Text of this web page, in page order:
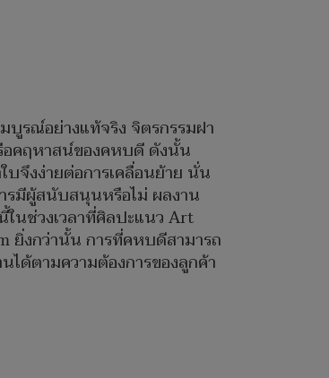
รณ์อย่างแท้จริง จิตรกรรมฝา
อคฤหาสน์ของคหบดี ดังนั้น
จึงง่ายต่อการเคลื่อนย้าย นั่น
รมีผู้สนับสนุนหรือไม่ ผลงาน
นช่วงเวลาที่ศิลปะแนว Art
ยิ่งกว่านั้น การที่คหบดีสามารถ
ด้ตามความต้องการของลูกค้า